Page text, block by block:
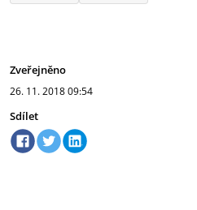
Zveřejněno
26. 11. 201809:54
Sdílet